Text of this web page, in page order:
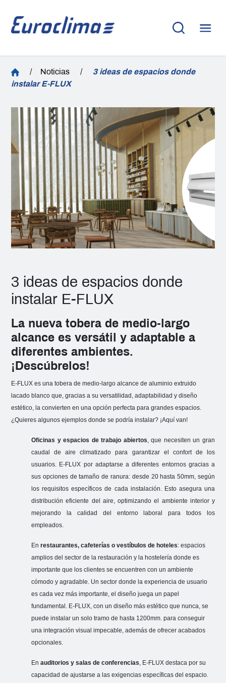
/ Noticias /
3 ideas de espacios donde
instalar E-FLUX
3 ideas de espacios donde
instalar E-FLUX
La nueva tobera de medio-largo
alcance es versátil y adaptable a
diferentes ambientes.
¡Descúbrelos!
E-FLUX es una tobera de medio-largo alcance de aluminio extruido
lacado blanco que, gracias a su versatilidad, adaptabilidad y diseño
estético, la convierten en una opción perfecta para grandes espacios.
¿Quieres algunos ejemplos donde se podría instalar? ¡Aquí van!
Oficinas y espacios de trabajo abiertos, que necesiten un gran
caudal de aire climatizado para garantizar el confort de los
usuarios. E-FLUX por adaptarse a diferentes entornos gracias a
sus opciones de tamaño de ranura: desde 20 hasta 50mm, según
los requisitos específicos de cada instalación. Esto asegura una
distribución eficiente del aire, optimizando el ambiente interior y
mejorando la calidad del entorno laboral para todos los
empleados.
En restaurantes, cafeterías o vestíbulos de hoteles: espacios
amplios del sector de la restauración y la hostelería donde es
importante que los clientes se encuentren con un ambiente
cómodo y agradable. Un sector donde la experiencia de usuario
es cada vez más importante, el diseño juega un papel
fundamental. E-FLUX, con un diseño más estético que nunca, se
puede instalar un solo tramo de hasta 1200mm. para conseguir
una integración visual impecable, además de ofrecer acabados
opcionales.
En auditorios y salas de conferencias, E-FLUX destaca por su
capacidad de ajustarse a las exigencias específicas del espacio.